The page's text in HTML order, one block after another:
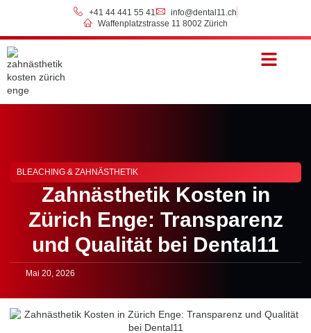
+41 44 441 55 41
info@dental11.ch
Waffenplatzstrasse 11 8002 Zürich
BLEACHING & ZAHNÄSTHETIK
Zahnästhetik Kosten in
Zürich Enge: Transparenz
und Qualität bei Dental11
Mai 20, 2026